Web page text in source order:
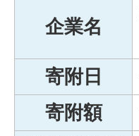
企業名
寄附日
寄附額